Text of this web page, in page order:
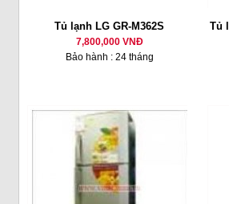
Tủ lạnh LG GR-M362S
7,800,000 VNĐ
Bảo hành : 24 tháng
Tủ